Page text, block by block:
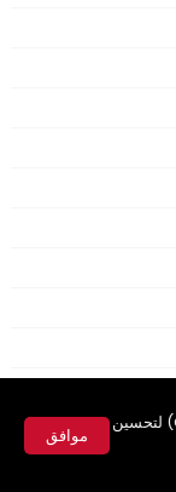
يستخدم هذا الموقع ملفات تعريف الارتباط (Cookies) لتحسين
موافق